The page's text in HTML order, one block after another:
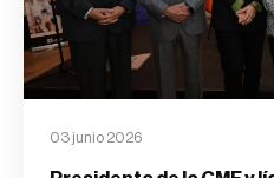
03 junio 2026